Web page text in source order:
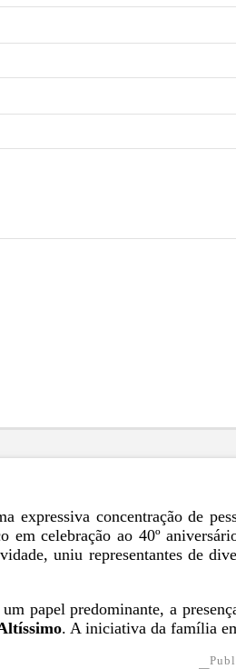
expressiva concentração de
em celebração ao 40º
uniu representantes de
papel predominante, a
. A iniciativa da família